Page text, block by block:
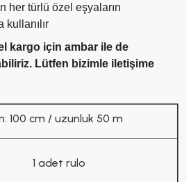
her türlü özel eşyaların
kullanılır
kargo için ambar ile de
Lütfen bizimle iletişime
100 cm / uzunluk 50 m
1 adet rulo